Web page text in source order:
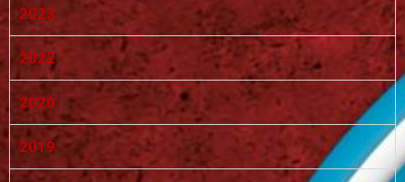
2023
2022
2020
2019